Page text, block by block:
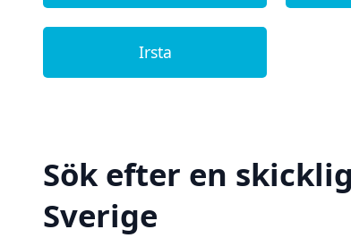
Irsta
Sök efter en
Sverige